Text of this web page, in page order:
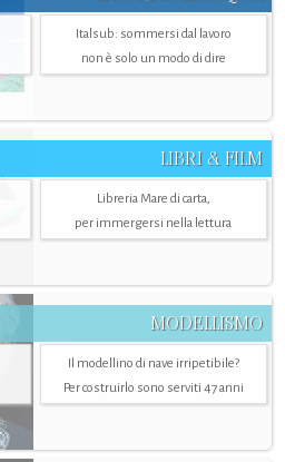
Italsub: sommersi dal lavoro
non è solo un modo di dire
LIBRI & FILM
Libreria Mare di carta,
per immergersi nella lettura
MODELLISMO
Il modellino di nave irripetibile?
Per costruirlo sono serviti 47 anni